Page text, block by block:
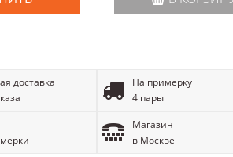
доставка
На примерку
4 пары
Магазин
в Москве